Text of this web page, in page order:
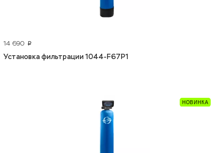
14 690 p
Установка фильтрации 1044-F67P1